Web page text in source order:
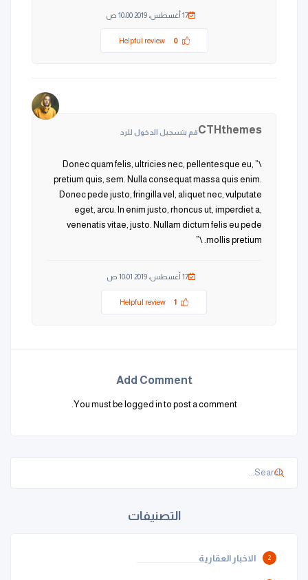
17 أغسطس، 2019 10:00 ص
Helpful review 0
CTHthemesقم بتسجيل الدخول للرد
\” Donec quam felis, ultricies nec, pellentesque eu,
pretium quis, sem. Nulla consequat massa quis enim.
Donec pede justo, fringilla vel, aliquet nec, vulputate
eget, arcu. In enim justo, rhoncus ut, imperdiet a,
venenatis vitae, justo. Nullam dictum felis eu pede
mollis pretium. \”
17 أغسطس، 2019 10:01 ص
Helpful review 1
Add Comment
You must be logged in to post a comment.
التصنيفات
الاخبار العقارية 2